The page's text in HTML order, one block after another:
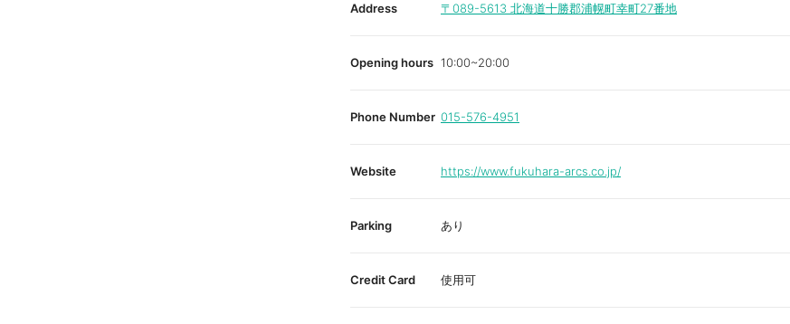
Address 〒089-5613 北海道十勝郡浦幌町幸町27番地
Opening hours 10:00~20:00
Phone Number 015-576-4951
Website https://www.fukuhara-arcs.co.jp/
Parking あり
Credit Card 使用可